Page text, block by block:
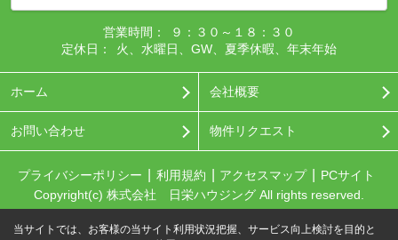
営業時間：
９：３０～１８：３０
定休日：
火、水曜日、GW、夏季休暇、年末年始
ホーム 会社概要
お問い合わせ 物件リクエスト
プライバシーポリシー 利用規約 アクセスマップ
PCサイト
Copyright(c) 株式会社 日栄ハウジング All rights reserved.
当サイトでは、お客様の当サイト利用状況把握、サービス向上検討を目的と